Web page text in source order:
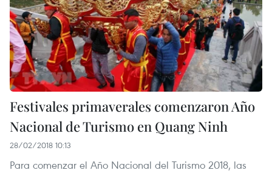
Festivales primaverales comenzaron Año
Nacional de Turismo en Quang Ninh
28/02/2018 10:13
Para comenzar el Año Nacional del Turismo 2018, las